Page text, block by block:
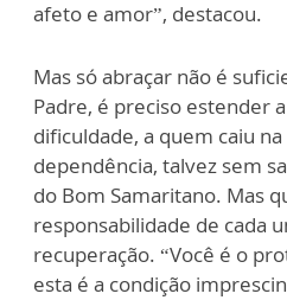
afeto e amor”, destacou.
Mas só abraçar não é
Padre, é preciso estender
dificuldade, a quem caiu
dependência, talvez sem
do Bom Samaritano. Mas
responsabilidade de cada
recuperação. “Você é o
esta é a condição